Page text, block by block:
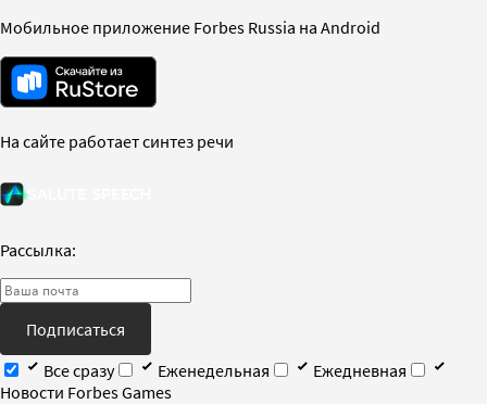
Мобильное приложение Forbes Russia на Android
На сайте работает синтез речи
Рассылка:
Подписаться
Все сразу
Еженедельная
Ежедневная
Новости Forbes Games